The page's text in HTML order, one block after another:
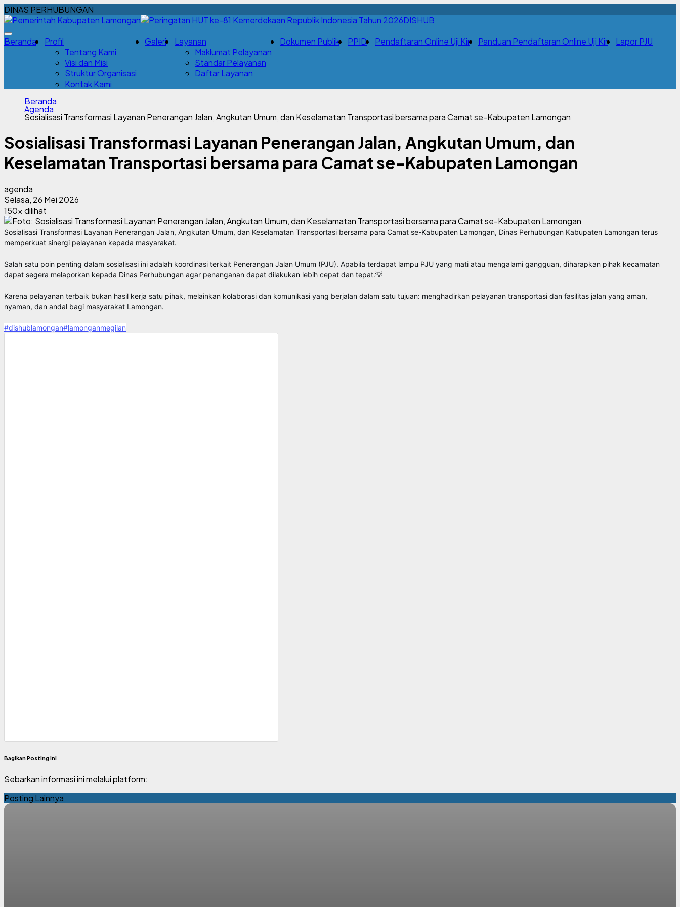
DINAS PERHUBUNGAN
DISHUB
Beranda
Profil
Tentang Kami
Visi dan Misi
Struktur Organisasi
Kontak Kami
Galeri
Layanan
Maklumat Pelayanan
Standar Pelayanan
Daftar Layanan
Dokumen Publik PPID Pendaftaran Online Uji Kir Panduan Pendaftaran Online Uji Kir Lapor PJU
Beranda
Agenda
Sosialisasi Transformasi Layanan Penerangan Jalan, Angkutan Umum, dan Keselamatan Transportasi bersama para Camat se-Kabupaten Lamongan
Sosialisasi Transformasi Layanan Penerangan Jalan, Angkutan Umum, dan
Keselamatan Transportasi bersama para Camat se-Kabupaten Lamongan
agenda
Selasa, 26 Mei 2026
150x dilihat
Sosialisasi Transformasi Layanan Penerangan Jalan, Angkutan Umum, dan Keselamatan Transportasi bersama para Camat se-Kabupaten Lamongan, Dinas Perhubungan Kabupaten Lamongan terus
memperkuat sinergi pelayanan kepada masyarakat.
Salah satu poin penting dalam sosialisasi ini adalah koordinasi terkait Penerangan Jalan Umum (PJU). Apabila terdapat lampu PJU yang mati atau mengalami gangguan, diharapkan pihak kecamatan
dapat segera melaporkan kepada Dinas Perhubungan agar penanganan dapat dilakukan lebih cepat dan tepat.💡
Karena pelayanan terbaik bukan hasil kerja satu pihak, melainkan kolaborasi dan komunikasi yang berjalan dalam satu tujuan: menghadirkan pelayanan transportasi dan fasilitas jalan yang aman,
nyaman, dan andal bagi masyarakat Lamongan.
#dishublamongan#lamonganmegilan
Bagikan Posting Ini
Sebarkan informasi ini melalui platform:
Posting Lainnya